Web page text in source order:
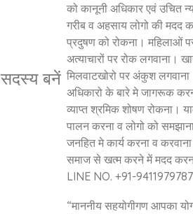
सदस्य बनें
को कानूनी अधिकार एवं उचित
गरीब व अहसाय लोगो की मदद
प्रदुषण को रोकना। महिलाओं
अत्याचारों पर रोक लगवाना।
मिलवाटखोरो पर अंकुश
अधिकारो के बारे मे जागरूक
व्याप्त श्रमिक शोषण रोकना।
पालन करना व लोगो को
जनहित मे कार्य करना व
समाज से खत्म करने में मदद
LINE NO. +91-9411979787
“माननीय सहयोगीगण आपका